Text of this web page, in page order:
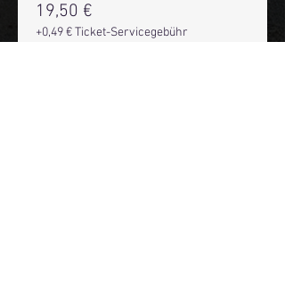
19,50 €
+0,49 € Ticket-Servicegebühr